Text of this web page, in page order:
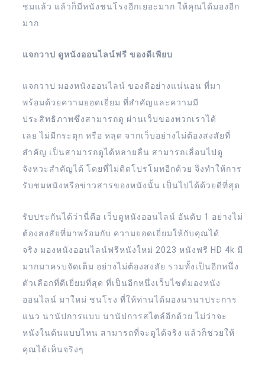
ชมแล้ว แล้วก็มีหนังชนโรงอีกเยอะมาก ให้คุณได้มองอีก
มาก
แจกวาป ดูหนังออนไลน์ฟรี ของดีเพียบ
แจกวาป มองหนังออนไลน์ ของดีอย่างแน่นอน ที่มา
พร้อมด้วยความยอดเยี่ยม ที่สำคัญและความมี
ประสิทธิภาพซึ่งสามารถดู ผ่านเว็บของพวกเราได้
เลย ไม่มีกระตุก หรือ หลุด จากเว็บอย่างไม่ต้องสงสัยที่
สำคัญ เป็นสามารถดูได้หลายลื่น สามารถเลื่อนไปดู
จังหวะสำคัญได้ โดยที่ไม่ติดโปรโมทอีกด้วย จึงทำให้การ
รับชมหนังหรือข่าวสารของหนังนั้น เป็นไปได้ด้วยดีที่สุด
รับประกันได้ว่านี่คือ เว็บดูหนังออนไลน์ อันดับ 1 อย่างไม่
ต้องสงสัยที่มาพร้อมกับ ความยอดเยี่ยมให้กับคุณได้
จริง มองหนังออนไลน์ฟรีหนังใหม่ 2023 หนังฟรี HD 4k มี
มากมาครบจัดเต็ม อย่างไม่ต้องสงสัย รวมทั้งเป็นอีกหนึ่ง
ตัวเลือกที่ดีเยี่ยมที่สุด ที่เป็นอีกหนึ่งเว็บไซต์มองหนัง
ออนไลน์ มาใหม่ ชนโรง ที่ให้ท่านได้มองนานาประการ
แนว นานัปการแบบ นานัปการสไตล์อีกด้วย ไม่ว่าจะ
หนังในต้นแบบไหน สามารถที่จะดูได้จริง แล้วก็ช่วยให้
คุณได้เห็นจริงๆ